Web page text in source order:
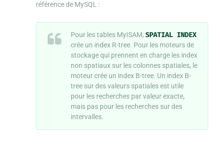
référence de MySQL :
Pour les tables MyISAM, SPATIAL INDEX
crée un index R-tree. Pour les moteurs de
stockage qui prennent en charge les index
non spatiaux sur les colonnes spatiales, le
moteur crée un index B-tree. Un index B-
tree sur des valeurs spatiales est utile
pour les recherches par valeur exacte,
mais pas pour les recherches sur des
intervalles.